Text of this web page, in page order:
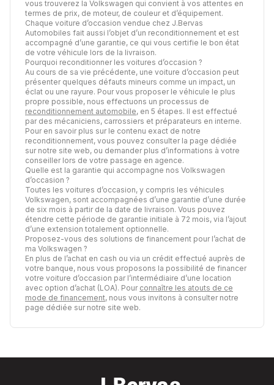
vous trouverez la Volkswagen qui convient à vos attentes en
termes de prix, de moteur, de couleur et d’équipement.
Chaque voiture d’occasion vendue chez J.Bervas
Automobiles fait aussi l’objet d’un reconditionnement et est
accompagné d’une garantie, ce qui vous certifie le bon état
de votre véhicule lors de la livraison.
Pourquoi reconditionner les voitures d’occasion ?
Au cours de sa vie précédente, une voiture d’occasion peut
présenter quelques défauts mineurs comme un impact, un
éclat ou une rayure. Pour vous proposer le véhicule le plus
propre possible, nous effectuons un processus de
reconditionnement automobile, en 5 étapes. Il est effectué
par des mécaniciens, carrossiers et préparateurs en interne.
Pour en savoir plus sur le contenu exact de notre
reconditionnement, vous pouvez consulter la page dédiée
sur notre site web, ou demander plus d’informations à votre
conseiller lors de votre passage en agence.
Quelle est la garantie qui accompagne nos Volkswagen
d’occasion ?
Toutes les voitures d’occasion, y compris les véhicules
Volkswagen, sont accompagnées d’une garantie d’une durée
de six mois à partir de la date de livraison. Vous pouvez
étendre cette période de garantie initiale à 72 mois, via l’ajout
d’une extension totalement optionnelle.
Proposez-vous des solutions de financement pour l’achat de
ma Volkswagen ?
En plus de l’achat en cash ou via un crédit effectué auprès de
votre banque, nous vous proposons la possibilité de financer
votre voiture d’occasion par l’intermédiaire d’une location
avec option d’achat (LOA). Pour connaître les atouts de ce
mode de financement, nous vous invitons à consulter notre
page dédiée sur notre site web.